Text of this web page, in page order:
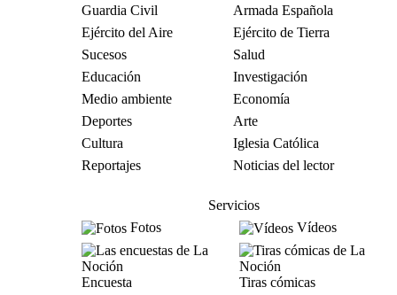
Guardia Civil
Armada Española
Ejército del Aire
Ejército de Tierra
Sucesos
Salud
Educación
Investigación
Medio ambiente
Economía
Deportes
Arte
Cultura
Iglesia Católica
Reportajes
Noticias del lector
Servicios
Fotos
Vídeos
Encuesta Tiras cómicas